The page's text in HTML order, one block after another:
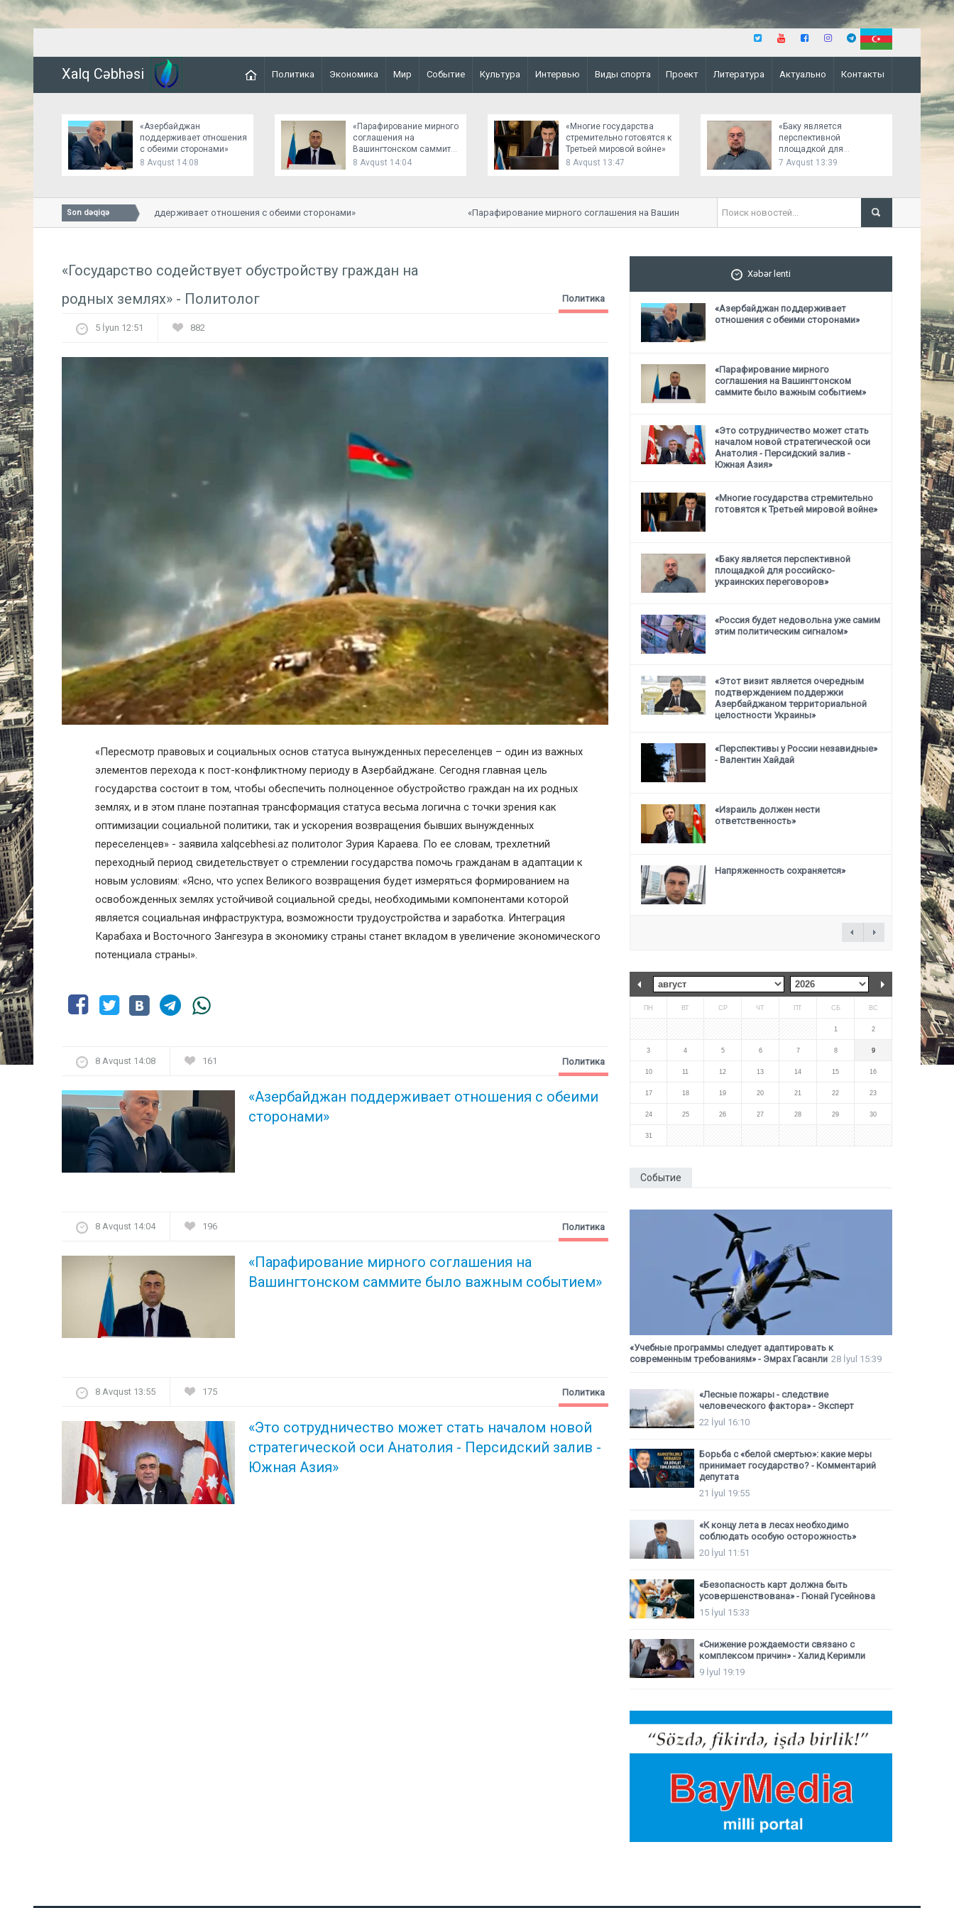
Xalq Cəbhəsi Политика Экономика Мир Событие Культура Интервью Виды спорта Проект Литература Актуально Контакты
«Азербайджан
поддерживает отношения
с обеими сторонами»
8 Avqust 14:08
«Парафирование мирного
соглашения на
Вашингтонском саммите
было важным событием»
8 Avqust 14:04
«Многие государства
стремительно готовятся к
Третьей мировой войне»
8 Avqust 13:47
«Баку является
перспективной
площадкой для
российско-украинских
7 Avqust 13:39
Son dəqiqə
«Азербайджан поддерживает отношения с обеими сторонами»
«Парафирование мирного соглашения на Вашингтонском саммите было важным
событием»
«Это сотрудничество
Персидский залив -
«Государство содействует обустройству граждан на
родных землях» - Политолог
Политика
5 İyun 12:51 882
«Пересмотр правовых и социальных основ статуса вынужденных переселенцев – один из важных
элементов перехода к пост-конфликтному периоду в Азербайджане. Сегодня главная цель
государства состоит в том, чтобы обеспечить полноценное обустройство граждан на их родных
землях, и в этом плане поэтапная трансформация статуса весьма логична с точки зрения как
оптимизации социальной политики, так и ускорения возвращения бывших вынужденных
переселенцев» - заявила xalqcebhesi.az политолог Зурия Караева. По ее словам, трехлетний
переходный период свидетельствует о стремлении государства помочь гражданам в адаптации к
новым условиям: «Ясно, что успех Великого возвращения будет измеряться формированием на
освобожденных землях устойчивой социальной среды, необходимыми компонентами которой
является социальная инфраструктура, возможности трудоустройства и заработка. Интеграция
Карабаха и Восточного Зангезура в экономику страны станет вкладом в увеличение экономического
потенциала страны».
8 Avqust 14:08 161
«Азербайджан поддерживает отношения с обеими
сторонами»
Политика
8 Avqust 14:04 196
«Парафирование мирного соглашения на
Вашингтонском саммите было важным событием»
Политика
8 Avqust 13:55 175
«Это сотрудничество может стать началом новой
стратегической оси Анатолия - Персидский залив -
Южная Азия»
Политика
Xəbər lenti
«Азербайджан поддерживает
отношения с обеими сторонами»
«Парафирование мирного
соглашения на Вашингтонском
саммите было важным событием»
«Это сотрудничество может стать
началом новой стратегической оси
Анатолия - Персидский залив -
Южная Азия»
«Многие государства стремительно
готовятся к Третьей мировой войне»
«Баку является перспективной
площадкой для российско-
украинских переговоров»
«Россия будет недовольна уже самим
этим политическим сигналом»
«Этот визит является очередным
подтверждением поддержки
Азербайджаном территориальной
целостности Украины»
«Перспективы у России незавидные»
- Валентин Хайдай
«Израиль должен нести
ответственность»
Напряженность сохраняется»
ПН ВТ СР ЧТ ПТ СБ ВС
1 2
3 4 5 6 7 8 9
10 11 12 13 14 15 16
17 18 19 20 21 22 23
24 25 26 27 28 29 30
31
Событие
«Учебные программы следует адаптировать к
современным требованиям» - Эмрах Гасанли 28 İyul 15:39
«Лесные пожары - следствие
человеческого фактора» - Эксперт
22 İyul 16:10
Борьба с «белой смертью»: какие меры
принимает государство? - Комментарий
депутата
21 İyul 19:55
«К концу лета в лесах необходимо
соблюдать особую осторожность»
20 İyul 11:51
«Безопасность карт должна быть
усовершенствована» - Гюнай Гусейнова
15 İyul 15:33
«Снижение рождаемости связано с
комплексом причин» - Халид Керимли
9 İyul 19:19